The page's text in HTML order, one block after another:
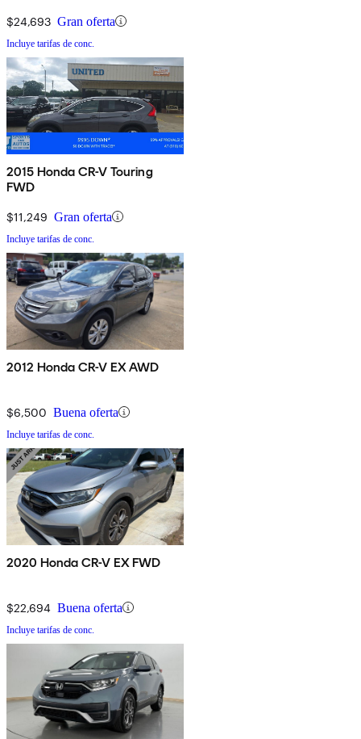
$24,693 Gran oferta
Incluye tarifas de conc.
2015 Honda CR-V Touring
FWD
$11,249 Gran oferta
Incluye tarifas de conc.
2012 Honda CR-V EX AWD
$6,500 Buena oferta
Incluye tarifas de conc.
2020 Honda CR-V EX FWD
$22,694 Buena oferta
Incluye tarifas de conc.